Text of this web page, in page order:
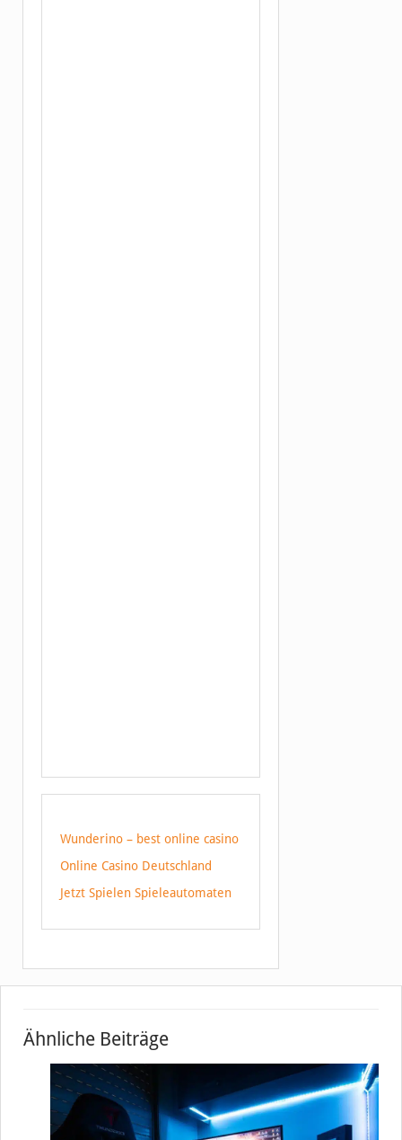
Wunderino – best online casino
Online Casino Deutschland
Jetzt Spielen Spieleautomaten
Ähnliche Beiträge